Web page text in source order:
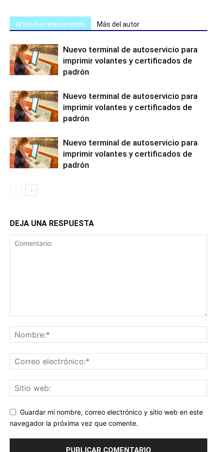
Artículos relacionados Más del autor
Nuevo terminal de autoservicio para
imprimir volantes y certificados de
padrón
Nuevo terminal de autoservicio para
imprimir volantes y certificados de
padrón
Nuevo terminal de autoservicio para
imprimir volantes y certificados de
padrón
DEJA UNA RESPUESTA
Guardar mi nombre, correo electrónico y sitio web en este
navegador la próxima vez que comente.